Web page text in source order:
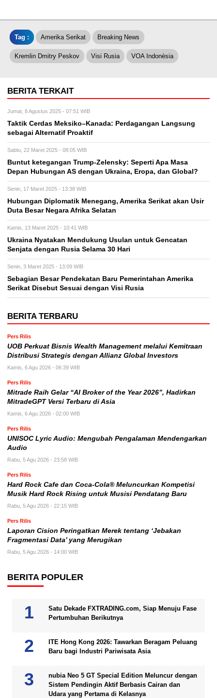
Tag : Amerika Serikat Breaking News
Kremlin Dmitry Peskov Visi Rusia VOA Indonèsia
BERITA TERKAIT
Jumat, 8 Agustus 2025 - 07:51 WIB
Taktik Cerdas Meksiko–Kanada: Perdagangan Langsung
sebagai Alternatif Proaktif
Sabtu, 22 Maret 2025 - 08:05 WIB
Buntut ketegangan Trump-Zelensky: Seperti Apa Masa
Depan Hubungan AS dengan Ukraina, Eropa, dan Global?
Senin, 17 Maret 2025 - 13:38 WIB
Hubungan Diplomatik Menegang, Amerika Serikat akan Usir
Duta Besar Negara Afrika Selatan
Kamis, 13 Maret 2025 - 10:41 WIB
Ukraina Nyatakan Mendukung Usulan untuk Gencatan
Senjata dengan Rusia Selama 30 Hari
Senin, 3 Maret 2025 - 13:09 WIB
Sebagian Besar Pendekatan Baru Pemerintahan Amerika
Serikat Disebut Sesuai dengan Visi Rusia
BERITA TERBARU
Pers Rilis
UOB Perkuat Bisnis Wealth Management melalui Kemitraan
Distribusi Strategis dengan Allianz Global Investors
Kamis, 6 Agu 2026 - 06:39 WIB
Pers Rilis
Mitrade Raih Gelar “AI Broker of the Year 2026”, Hadirkan
MitradeGPT Versi Terbaru di Asia
Kamis, 6 Agu 2026 - 02:00 WIB
Pers Rilis
UNISOC Lyric Audio: Mengubah Pengalaman Mendengarkan
Audio
Rabu, 5 Agu 2026 - 23:58 WIB
Pers Rilis
Hard Rock Cafe dan Coca-Cola® Meluncurkan Kompetisi
Musik Hard Rock Rising untuk Musisi Pendatang Baru
Rabu, 5 Agu 2026 - 22:15 WIB
Pers Rilis
Laporan Cision Peringatkan Merek tentang ‘Jebakan
Fragmentasi Data’ yang Merugikan
Rabu, 5 Agu 2026 - 14:00 WIB
BERITA POPULER
Satu Dekade FXTRADING.com, Siap Menuju Fase
Pertumbuhan Berikutnya
ITE Hong Kong 2026: Tawarkan Beragam Peluang
Baru bagi Industri Pariwisata Asia
nubia Neo 5 GT Special Edition Meluncur dengan
Sistem Pendingin Aktif Berbasis Cairan dan
Udara yang Pertama di Kelasnya